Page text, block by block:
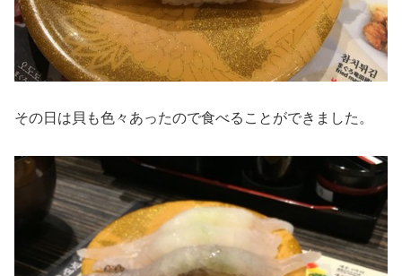
その日は貝も色々あったので食べることができました。